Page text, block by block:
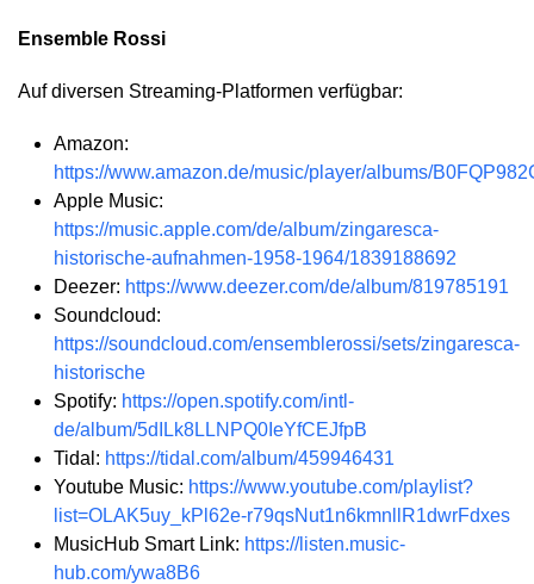
Ensemble Rossi
Auf diversen Streaming-Platformen verfügbar:
Amazon:
https://www.amazon.de/music/player/albums/
Apple Music:
https://music.apple.com/de/album/zingaresca-
historische-aufnahmen-1958-1964/1839188692
Deezer: https://www.deezer.com/de/album/819785191
Soundcloud:
https://soundcloud.com/ensemblerossi/sets/zingaresca-
historische
Spotify: https://open.spotify.com/intl-
de/album/5dILk8LLNPQ0IeYfCEJfpB
Tidal: https://tidal.com/album/459946431
Youtube Music: https://www.youtube.com/playlist?
list=OLAK5uy_kPl62e-r79qsNut1n6kmnllR1dwrFdxes
MusicHub Smart Link: https://listen.music-
hub.com/ywa8B6